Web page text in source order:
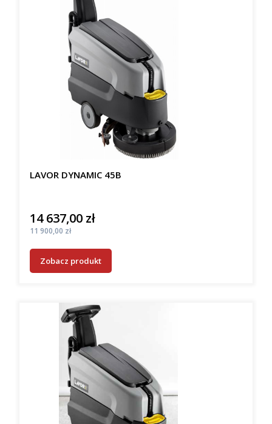
LAVOR DYNAMIC 45B
Cena
14 637,00 zł
Cena
11 900,00 zł
Zobacz produkt